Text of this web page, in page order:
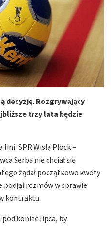
decyzję. Rozgrywający
trzy lata będzie
SPR Wisła Płock –
Serba nie chciał się
żądał początkowo kwoty
podjął rozmów w sprawie
kontraktu.
pod koniec lipca, by